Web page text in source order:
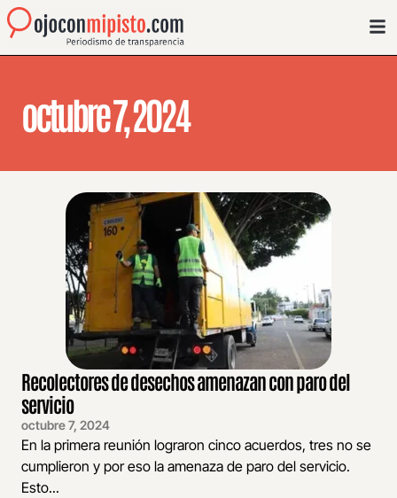
octubre 7, 2024
Recolectores de desechos amenazan con paro del
servicio
octubre 7, 2024
En la primera reunión lograron cinco acuerdos, tres no se
cumplieron y por eso la amenaza de paro del servicio.
Esto...